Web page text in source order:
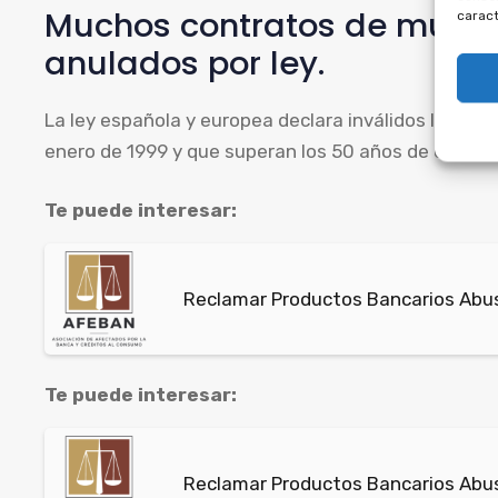
Muchos contratos de
anulados por ley.
La ley española y europea declara inválidos los
enero de 1999 y que superan los 50 años de
Te puede interesar:
Reclamar Productos Bancarios
Te puede interesar:
Reclamar Productos Bancarios